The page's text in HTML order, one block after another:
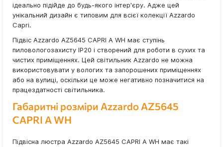
ідеально підійде до будь-якого інтер'єру. Адже цей
унікальний дизайн є типовим для всієї колекції Azzardo
Capri.
Підвіс Azzardo AZ5645 CAPRI A WH має ступінь
пиловологозахисту IP20 і створений для роботи в сухих та
чистих приміщеннях. Цей світильник Azzardo не можна
використовувати у вологих та запорошених приміщеннях
або на вулиці, оскільки це може негативно позначитися на
працездатності світильника.
Габаритні розміри Azzardo AZ5645
CAPRI A WH
Підвісна люстра Azzardo AZ5645 CAPRI A WH має такі